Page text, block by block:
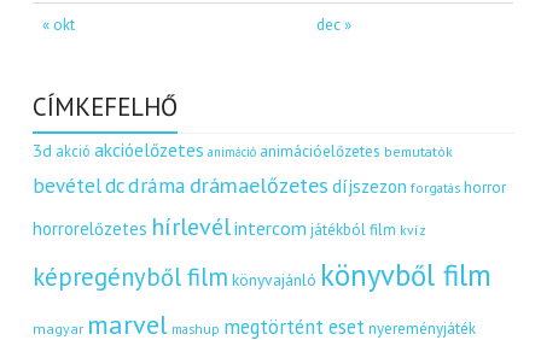
« okt dec »
CÍMKEFELHŐ
3d akció akcióelőzetes animáció animációelőzetes bemutatók
bevételdcdráma drámaelőzetes díjszezon forgatás horror
horrorelőzetes hírlevélintercom játékból film kvíz
képregényből film könyvajánló könyvből film
magyar marvel mashup megtörtént eset nyereményjáték